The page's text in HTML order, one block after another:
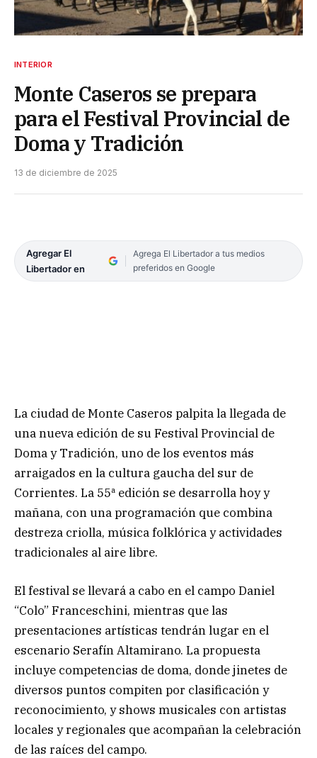
INTERIOR
Monte Caseros se prepara
para el Festival Provincial de
Doma y Tradición
13 de diciembre de 2025
Agregar El
Libertador en
Agrega El Libertador a tus medios
preferidos en Google
La ciudad de Monte Caseros palpita la llegada de
una nueva edición de su Festival Provincial de
Doma y Tradición, uno de los eventos más
arraigados en la cultura gaucha del sur de
Corrientes. La 55ª edición se desarrolla hoy y
mañana, con una programación que combina
destreza criolla, música folklórica y actividades
tradicionales al aire libre.
El festival se llevará a cabo en el campo Daniel
“Colo” Franceschini, mientras que las
presentaciones artísticas tendrán lugar en el
escenario Serafín Altamirano. La propuesta
incluye competencias de doma, donde jinetes de
diversos puntos compiten por clasificación y
reconocimiento, y shows musicales con artistas
locales y regionales que acompañan la celebración
de las raíces del campo.